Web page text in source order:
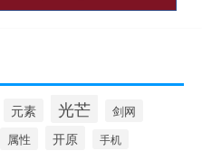
元素 光芒 剑网
属性 开原 手机